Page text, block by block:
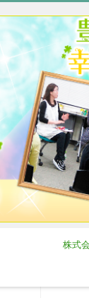
株式